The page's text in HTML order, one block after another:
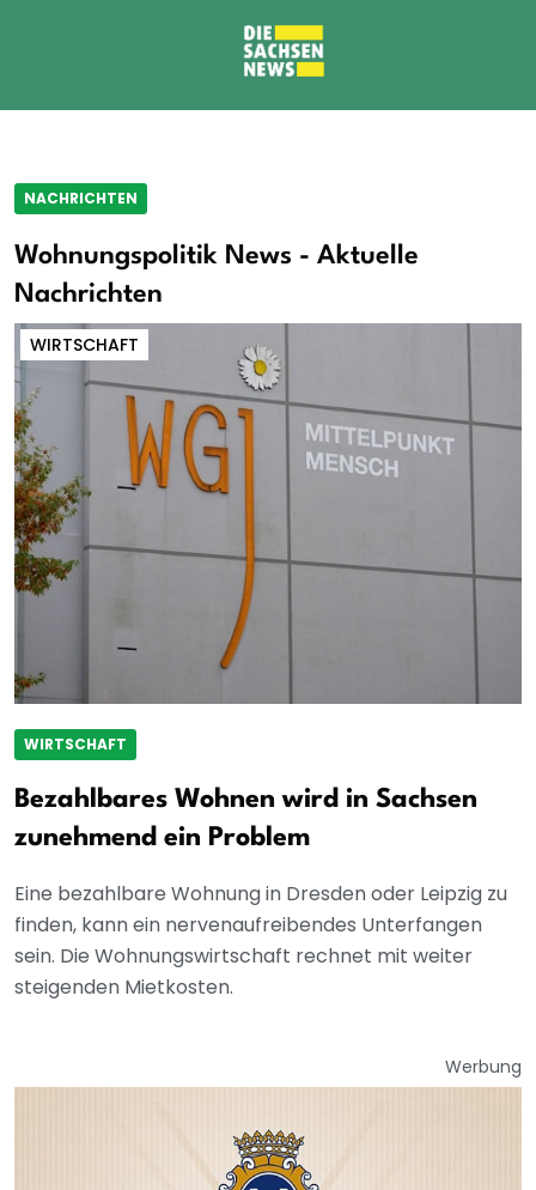
NACHRICHTEN
Wohnungspolitik News - Aktuelle
Nachrichten
WIRTSCHAFT
WIRTSCHAFT
Bezahlbares Wohnen wird in Sachsen
zunehmend ein Problem
Eine bezahlbare Wohnung in Dresden oder Leipzig zu
finden, kann ein nervenaufreibendes Unterfangen
sein. Die Wohnungswirtschaft rechnet mit weiter
steigenden Mietkosten.
Werbung